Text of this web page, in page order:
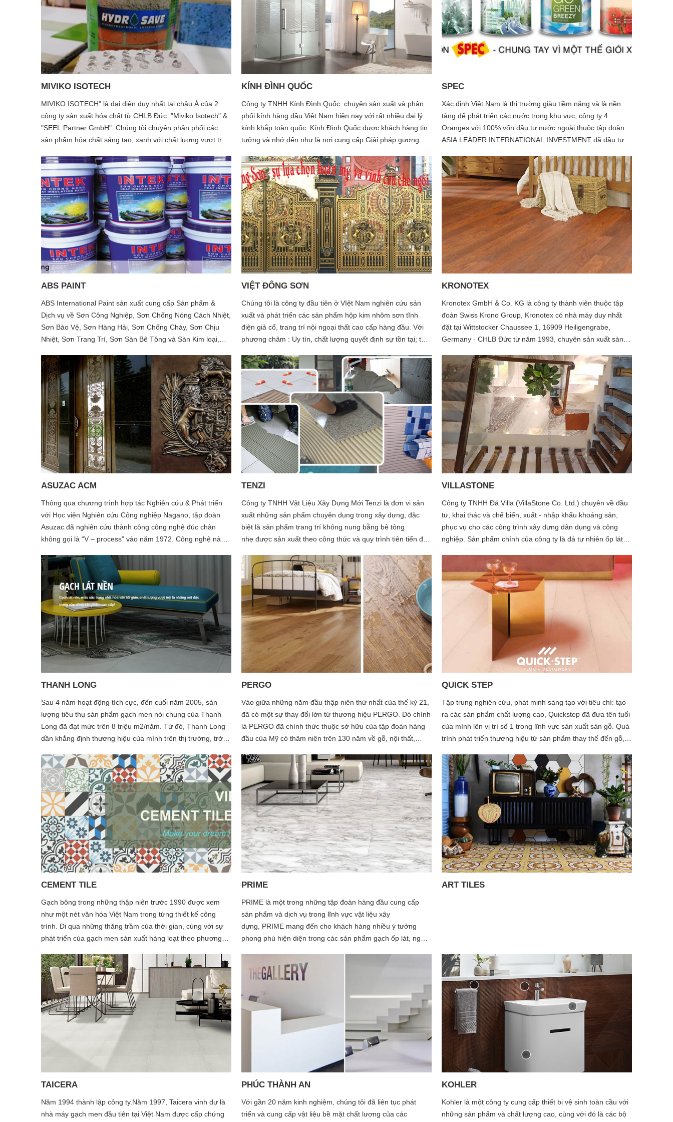
MIVIKO ISOTECH
MIVIKO ISOTECH" là đại diện duy nhất tại châu Á của 2
công ty sản xuất hóa chất từ CHLB Đức: "Miviko Isotech" &
"SEEL Partner GmbH". Chúng tôi chuyên phân phối các
sản phẩm hóa chất sáng tạo, xanh với chất lượng vượt trội,
nghiệp. Ngoài ra công ty cũng nhận nghiên cứu, sản xuất &
chuyển giao theo yêu cầu của khách hàng các hóa chất và
vật liệu xây dựng mới.
KÍNH ĐÌNH QUỐC
Công ty TNHH Kính Đình Quốc chuyên sản xuất và phân
phối kính hàng đầu Việt Nam hiện nay với rất nhiều đại lý
kính khắp toàn quốc. Kính Đình Quốc được khách hàng tin
tưởng và nhớ đến như là nơi cung cấp Giải pháp gương
SPEC
Xác định Việt Nam là thị trường giàu tiềm năng và là nền
tảng để phát triển các nước trong khu vực, công ty 4
Oranges với 100% vốn đầu tư nước ngoài thuộc tập đoàn
ASIA LEADER INTERNATIONAL INVESTMENT đã đầu tư
sơn và 60 ngàn tấn bột trét một năm tại Long An - và là một
trong ba nhà máy sản xuất sơn lớn nhất Đông Nam Á hiện
nay. Ngoài ra, chúng tôi cũng sở hữu 3 thương hiệu khác là
My Kolor, Expo và Boss vốn cũng đã có chỗ đứng vững
mạnh trên thị trường
ABS PAINT
ABS International Paint sản xuất cung cấp Sản phẩm &
Dịch vụ về Sơn Công Nghiệp, Sơn Chống Nóng Cách Nhiệt,
Sơn Bảo Vệ, Sơn Hàng Hải, Sơn Chống Cháy, Sơn Chịu
Nhiệt, Sơn Trang Trí, Sơn Sàn Bê Tông và Sàn Kim loại,
các Khách hàng như: HONDA Việt Nam, HiangKie Việt
Nam, Cáp điện Trần Phú, VINAMILK, Cà phê Phúc Sinh,
FUDA Stationery Factory, Giầy da SAGODA, Rinnai
Vietnam....
VIỆT ĐÔNG SƠN
Chúng tôi là công ty đầu tiên ở VIệt Nam nghiên cứu sản
xuất và phát triển các sản phẩm hộp kim nhôm sơn tĩnh
điện giả cổ, trang trí nội ngoại thất cao cấp hàng đầu. Với
phương châm : Uy tín, chất lượng quyết định sự tồn tại; tốc
công ty luôn tập trung đầu tư yếu tố con người và luôn đầu
tư trang thiết bị cải tiến quá trình sản xuất
KRONOTEX
Kronotex GmbH & Co. KG là công ty thành viên thuộc tập
đoàn Swiss Krono Group, Kronotex có nhà máy duy nhất
đặt tại Wittstocker Chaussee 1, 16909 Heiligengrabe,
Germany - CHLB Đức từ năm 1993, chuyên sản xuất sàn
suất xấp xỉ 60 triệu m2/ năm. Kể từ khi đi vào hoạt
động, Kronotex liên tục phát triển và đã nhanh chóng trở
thành nhà sản xuất hàng đầu tại châu Âu về sàn gỗ công
nghiệp. Sàn gỗ Kronotex hiện nay đang được phân phối
trên 80 quốc gia. Từ tháng 4/2002, sàn gỗ Kronotex cũng
đã được phân phối chính thức tại Việt nam.
ASUZAC ACM
Thông qua chương trình hợp tác Nghiên cứu & Phát triển
với Học viện Nghiên cứu Công nghiệp Nagano, tập đoàn
Asuzac đã nghiên cứu thành công công nghệ đúc chân
không gọi là “V – process” vào năm 1972. Công nghệ này
pháp rút chân không, và sử dụng phim phủ lên bề mặt. Một
công nghệ đúc vượt bậc được cấp phép sử dụng trên 220
doanh nghiệp tại Nhật bản và ở Hải ngoại.
TENZI
Công ty TNHH Vật Liệu Xây Dựng Mới Tenzi là đơn vị sản
xuất những sản phẩm chuyên dụng trong xây dựng, đặc
biệt là sản phẩm trang trí không nung bằng bê tông
nhẹ được sản xuất theo công thức và quy trình tiên tiến độc
bài bản tại Trường Đại học Công nghệ Hóa học Mendeleev
– Matxcơva nghiên cứu.
VILLASTONE
Công ty TNHH Đá Villa (VillaStone Co. Ltd.) chuyên về đầu
tư, khai thác và chế biến, xuất - nhập khẩu khoáng sản,
phục vụ cho các công trình xây dựng dân dụng và công
nghiệp. Sản phẩm chính của công ty là đá tự nhiên ốp lát,
Bluestone, Lavastone,... được khai thác, chế biến tại Việt
Nam để cung cấp cho thị trường trong nước và xuất khẩu.
THANH LONG
Sau 4 năm hoạt động tích cực, đến cuối năm 2005, sản
lượng tiêu thụ sản phẩm gạch men nói chung của Thanh
Long đã đạt mức trên 8 triệu m2/năm. Từ đó, Thanh Long
dần khẳng định thương hiệu của mình trên thị trường, trở
các nhà sản xuất đầu tư và các bạn hàng tin tưởng và đánh
giá cao.
PERGO
Vào giữa những năm đầu thập niên thứ nhất của thế kỷ 21,
đã có một sự thay đổi lớn từ thương hiệu PERGO. Đó chính
là PERGO đã chính thức thuộc sở hữu của tập đoàn hàng
đầu của Mỹ có thâm niên trên 130 năm về gỗ, nội thất,
giữ quyền sở hữu và phát triển PERGO là tập đoàn đứng
số 1 Châu Âu của Bỉ đó là tập đoàn UNILIN .
QUICK STEP
Tập trung nghiên cứu, phát minh sáng tạo với tiêu chí: tạo
ra các sản phẩm chất lượng cao, Quickstep đã đưa tên tuổi
của mình lên vị trí số 1 trong lĩnh vực sản xuất sàn gỗ. Quá
trình phát triển thương hiệu từ sản phẩm thay thế đến gỗ,
loại sàn gỗ và những sản phẩm này có ưu điểm dễ lắp đặt,
dễ bảo trì trong mọi tình huống.
CEMENT TILE
Gạch bông trong những thập niên trước 1990 được xem
như một nét văn hóa Việt Nam trong từng thiết kế công
trình. Đi qua những thăng trầm của thời gian, cùng với sự
phát triển của gạch men sản xuất hàng loạt theo phương
năm tháng… Đó chính là những trăn trở của chúng tôi,
những người yêu kiến trúc Việt Nam & yêu nền văn hóa đất
nước này.
PRIME
PRIME là một trong những tập đoàn hàng đầu cung cấp
sản phẩm và dịch vụ trong lĩnh vực vật liệu xây
dựng, PRIME mang đến cho khách hàng nhiều ý tưởng
phong phú hiện diện trong các sản phẩm gạch ốp lát, ngói
công nghệ tiên tiến nổi trội và thiết kế theo xu hướng mới
nhất. Nhiều năm qua chúng tôi luôn tận tâm theo đuổi mục
này để duy trì, cải thiện và nâng cao tiêu chuẩn chất lượng
sản phẩm và dịch vụ.
ART TILES
TAICERA
Năm 1994 thành lập công ty.Năm 1997, Taicera vinh dự là
nhà máy gạch men đầu tiên tại Việt Nam được cấp chứng
PHÚC THÀNH AN
Với gần 20 năm kinh nghiệm, chúng tôi đã liên tục phát
triển và cung cấp vật liệu bề mặt chất lượng của các
KOHLER
Kohler là một công ty cung cấp thiết bị vệ sinh toàn cầu với
những sản phẩm và chất lượng cao, cùng với đó là các bộ